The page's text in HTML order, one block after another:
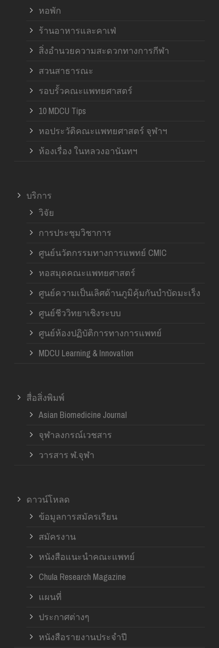
หอพัก
ร้านอาหารและคาเฟ่
สิ่งอำนวยความสะดวกทางการกีฬา
สวนสาธารณะ
รอบรั้วคณะแพทยศาสตร์
10 MDCU Tips
หอประวัติคณะแพทยศาสตร์ จุฬาฯ
ห้องเรื่อง ในหลวงอานันทฯ
บริการ
วิจัย
การประชุมวิชาการ
ศูนย์นวัตกรรมทางการแพทย์ CMIC
หอสมุดคณะแพทยศาสตร์
ศูนย์ความเป็นเลิศด้านภูมิคุ้มกันบำบัดมะเร็ง
ศูนย์ชีววิทยาเชิงระบบ
ศูนย์ห้องปฏิบัติการทางการแพทย์
MDCU Learning & Innovation
สื่อสิ่งพิมพ์
Asian Biomedicine Journal
จุฬาลงกรณ์เวชสาร
วารสาร ฬ.จุฬา
ดาวน์โหลด
ข้อมูลการสมัครเรียน
สมัครงาน
หนังสือแนะนำคณะแพทย์
Chula Research Magazine
แผนที่
ประกาศต่างๆ
หนังสือรายงานประจำปี